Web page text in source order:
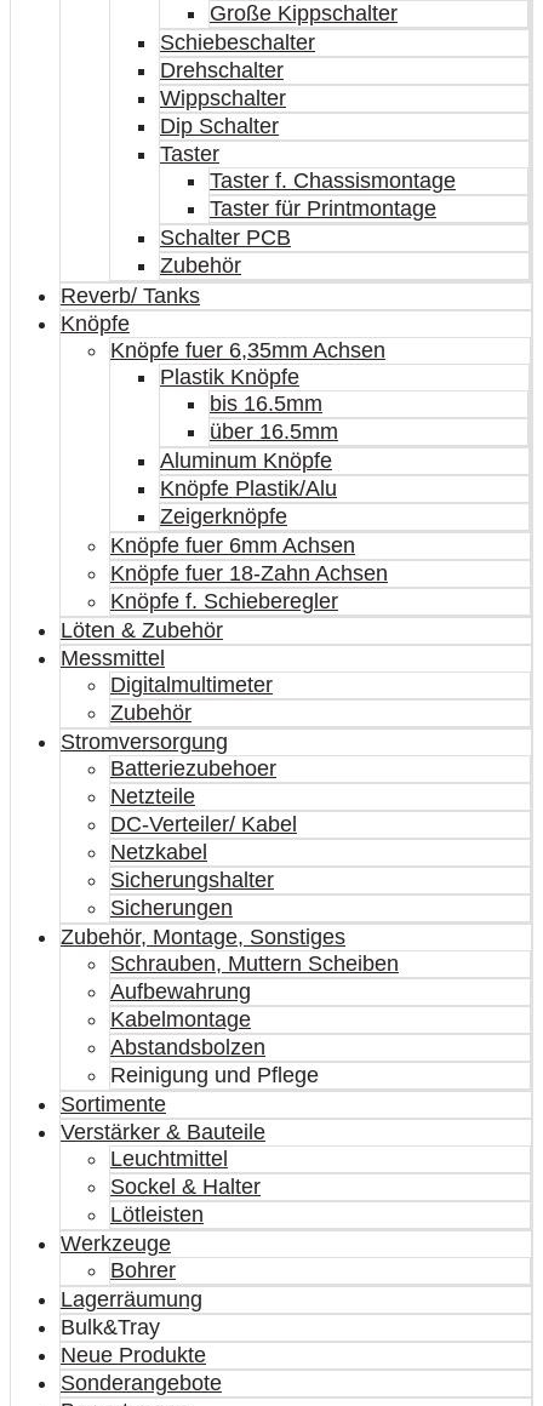
Große Kippschalter
Schiebeschalter
Drehschalter
Wippschalter
Dip Schalter
Taster
Taster f. Chassismontage
Taster für Printmontage
Schalter PCB
Zubehör
Reverb/ Tanks
Knöpfe
Knöpfe fuer 6,35mm Achsen
Plastik Knöpfe
bis 16.5mm
über 16.5mm
Aluminum Knöpfe
Knöpfe Plastik/Alu
Zeigerknöpfe
Knöpfe fuer 6mm Achsen
Knöpfe fuer 18-Zahn Achsen
Knöpfe f. Schieberegler
Löten & Zubehör
Messmittel
Digitalmultimeter
Zubehör
Stromversorgung
Batteriezubehoer
Netzteile
DC-Verteiler/ Kabel
Netzkabel
Sicherungshalter
Sicherungen
Zubehör, Montage, Sonstiges
Schrauben, Muttern Scheiben
Aufbewahrung
Kabelmontage
Abstandsbolzen
Reinigung und Pflege
Sortimente
Verstärker & Bauteile
Leuchtmittel
Sockel & Halter
Lötleisten
Werkzeuge
Bohrer
Lagerräumung
Bulk&Tray
Neue Produkte
Sonderangebote